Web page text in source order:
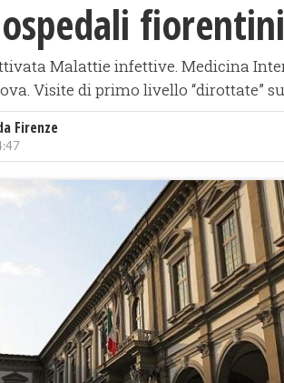
ospedali
Malattie infettive. Medicina
Visite di primo livello “dirottate”
Firenze